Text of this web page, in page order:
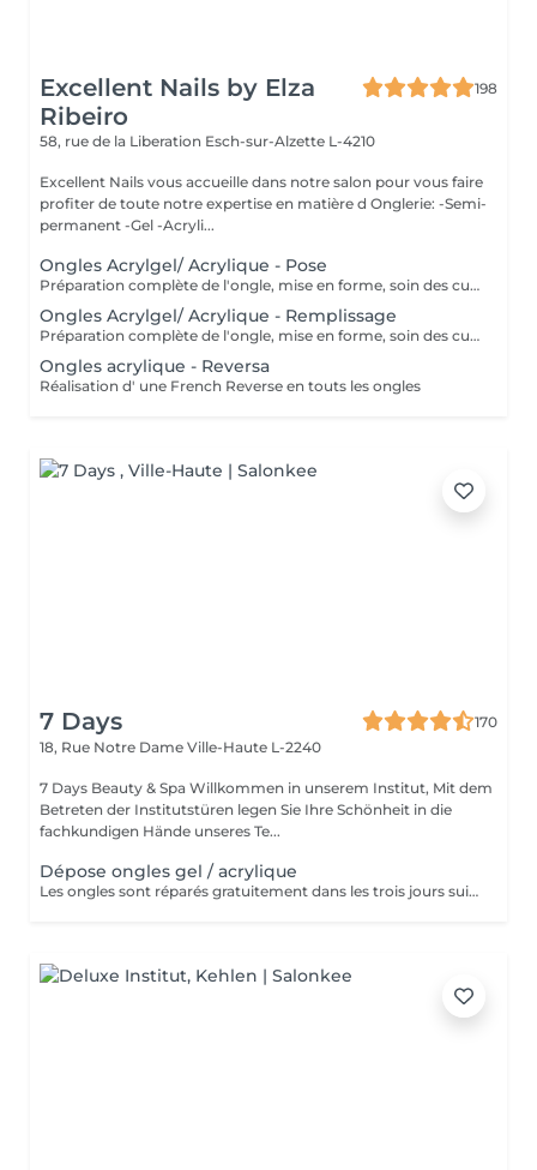
Excellent Nails by Elza
Ribeiro
198
58, rue de la Liberation Esch-sur-Alzette L-4210
Excellent Nails vous accueille dans notre salon pour vous faire
profiter de toute notre expertise en matière d Onglerie: -Semi-
permanent -Gel -Acryli...
Ongles Acrylgel/ Acrylique - Pose
Préparation complète de l'ongle, mise en forme, soin des cuticules et pose acrylique avec la couleur de votre choix.
Ongles Acrylgel/ Acrylique - Remplissage
Préparation complète de l'ongle, mise en forme, soin des cuticules et remplissage acrylique avec la couleur de votre choix.
Ongles acrylique - Reversa
Réalisation d' une French Reverse en touts les ongles
7 Days
170
18, Rue Notre Dame Ville-Haute L-2240
7 Days Beauty & Spa Willkommen in unserem Institut, Mit dem
Betreten der Institutstüren legen Sie Ihre Schönheit in die
fachkundigen Hände unseres Te...
Dépose ongles gel / acrylique
Les ongles sont réparés gratuitement dans les trois jours suivant le service ! A partir du quatrième jour la prestation est payante.